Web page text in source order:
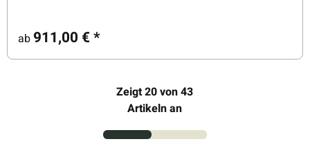
ab911,00 €*
Zeigt20von 43
Artikeln an